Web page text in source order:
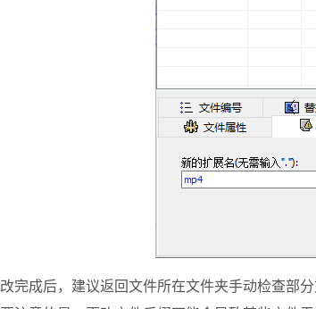
完成后，建议返回文件所在文件夹手动检查部